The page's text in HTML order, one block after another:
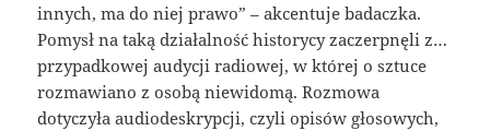
innych, ma do niej prawo” – akcentuje badaczka.
Pomysł na taką działalność historycy zaczerpnęli z…
przypadkowej audycji radiowej, w której o sztuce
rozmawiano z osobą niewidomą. Rozmowa
dotyczyła audiodeskrypcji, czyli opisów głosowych,